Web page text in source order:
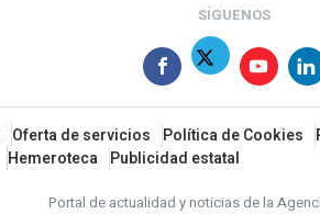
SÍGUENOS
Oferta de servicios Política de Cookies
Hemeroteca Publicidad estatal
Portal de actualidad y noticias de la